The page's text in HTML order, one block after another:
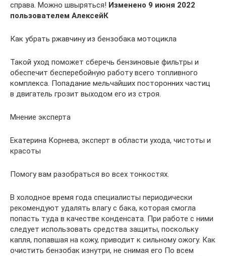
справа. Можно швыряться! Изменено 9 июня 2022
пользователем АлексейК
Как убрать ржавчину из бензобака мотоцикла
Такой уход поможет сберечь бензиновые фильтры и
обеспечит бесперебойную работу всего топливного
комплекса. Попадание мельчайших посторонних частиц
в двигатель грозит выходом его из строя.
Мнение эксперта
Екатерина Корнева, эксперт в области ухода, чистоты и
красоты
Помогу вам разобраться во всех тонкостях.
В холодное время года специалисты периодически
рекомендуют удалять влагу с бака, которая смогла
попасть туда в качестве конденсата. При работе с ними
следует использовать средства защиты, поскольку
капля, попавшая на кожу, приводит к сильному ожогу. Как
очистить бензобак изнутри, не снимая его По всем